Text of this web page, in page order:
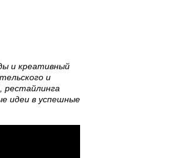
и креативный
и
рестайлинга
идеи в успешные